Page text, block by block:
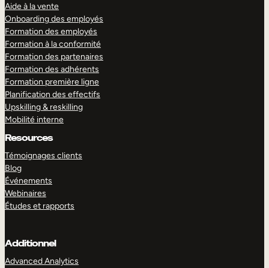
Aide à la vente
Onboarding des employés
Formation des employés
Formation à la conformité
Formation des partenaires
Formation des adhérents
Formation première ligne
Planification des effectifs
Upskilling & reskilling
Mobilité interne
Resources
Témoignages clients
Blog
Événements
Webinaires
Études et rapports
Additionnel
Advanced Analytics